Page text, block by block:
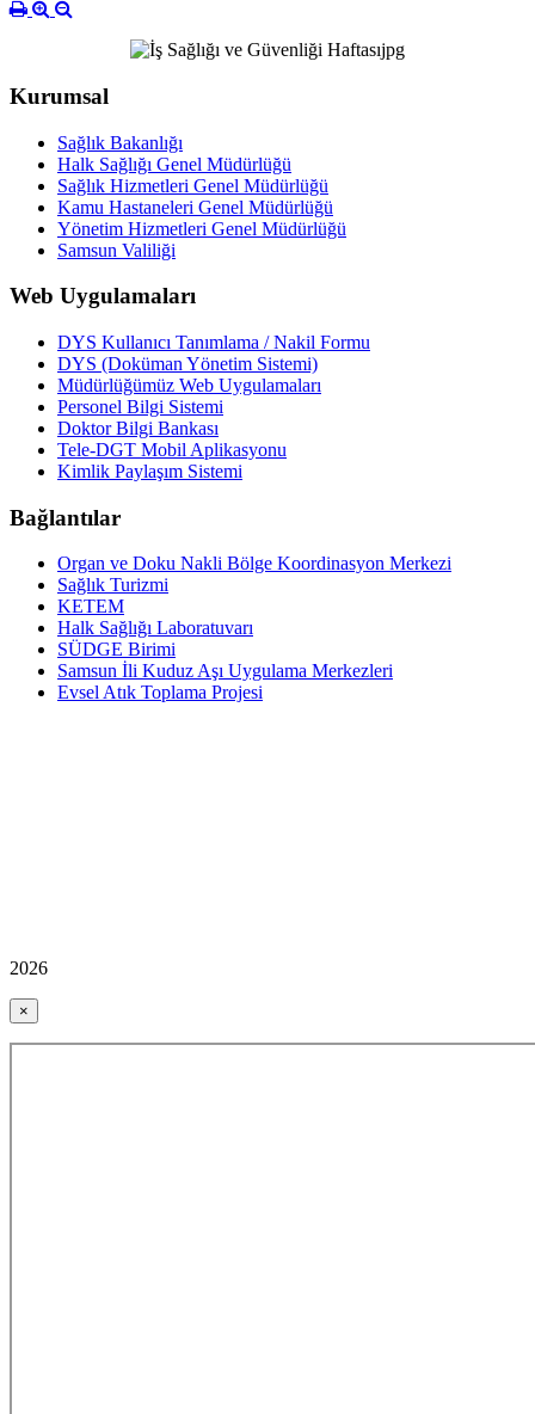
Kurumsal
Sağlık Bakanlığı
Halk Sağlığı Genel Müdürlüğü
Sağlık Hizmetleri Genel Müdürlüğü
Kamu Hastaneleri Genel Müdürlüğü
Yönetim Hizmetleri Genel Müdürlüğü
Samsun Valiliği
Web Uygulamaları
DYS Kullanıcı Tanımlama / Nakil Formu
DYS (Doküman Yönetim Sistemi)
Müdürlüğümüz Web Uygulamaları
Personel Bilgi Sistemi
Doktor Bilgi Bankası
Tele-DGT Mobil Aplikasyonu
Kimlik Paylaşım Sistemi
Bağlantılar
Organ ve Doku Nakli Bölge Koordinasyon Merkezi
Sağlık Turizmi
KETEM
Halk Sağlığı Laboratuvarı
SÜDGE Birimi
Samsun İli Kuduz Aşı Uygulama Merkezleri
Evsel Atık Toplama Projesi
2026
×